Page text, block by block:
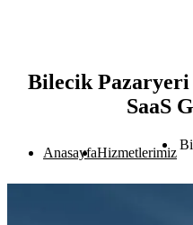
Bilecik
SaaS
AnasayfaHizmetlerimiz